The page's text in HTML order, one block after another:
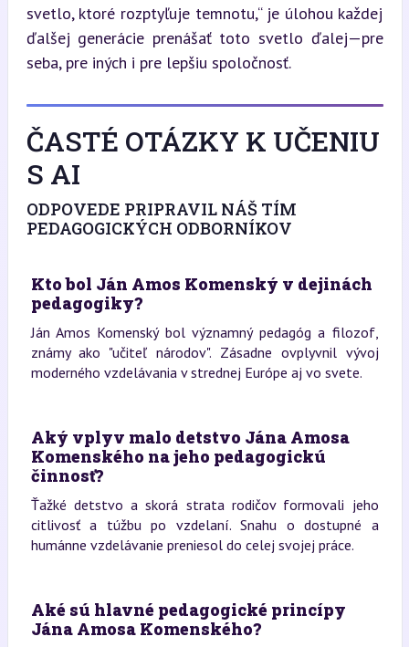
svetlo, ktoré rozptyľuje temnotu,“ je úlohou každej
ďalšej generácie prenášať toto svetlo ďalej—pre
seba, pre iných i pre lepšiu spoločnosť.
ČASTÉ OTÁZKY K UČENIU
S AI
ODPOVEDE PRIPRAVIL NÁŠ TÍM
PEDAGOGICKÝCH ODBORNÍKOV
Kto bol Ján Amos Komenský v dejinách
pedagogiky?
Ján Amos Komenský bol významný pedagóg a filozof,
známy ako "učiteľ národov". Zásadne ovplyvnil vývoj
moderného vzdelávania v strednej Európe aj vo svete.
Aký vplyv malo detstvo Jána Amosa
Komenského na jeho pedagogickú
činnosť?
Ťažké detstvo a skorá strata rodičov formovali jeho
citlivosť a túžbu po vzdelaní. Snahu o dostupné a
humánne vzdelávanie preniesol do celej svojej práce.
Aké sú hlavné pedagogické princípy
Jána Amosa Komenského?